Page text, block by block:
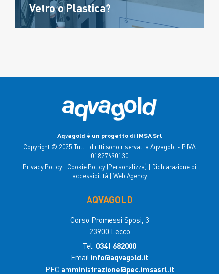
07 agosto 2026
Vetro o Plastica?
03 luglio 2026
Vetro o Plastica?
Aqvagold è un progetto di IMSA Srl
Copyright © 2025 Tutti i diritti sono riservati a Aqvagold - P.IVA
01827690130
Privacy Policy | Cookie Policy (Personalizza) | Dichiarazione di
accessibilità | Web Agency
AQVAGOLD
Corso Promessi Sposi, 3
23900 Lecco
Tel. 0341 682000
Email info@aqvagold.it
PEC amministrazione@pec.imsasrl.it